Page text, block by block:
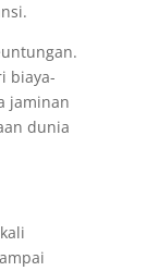
biaya-
jaminan
dunia